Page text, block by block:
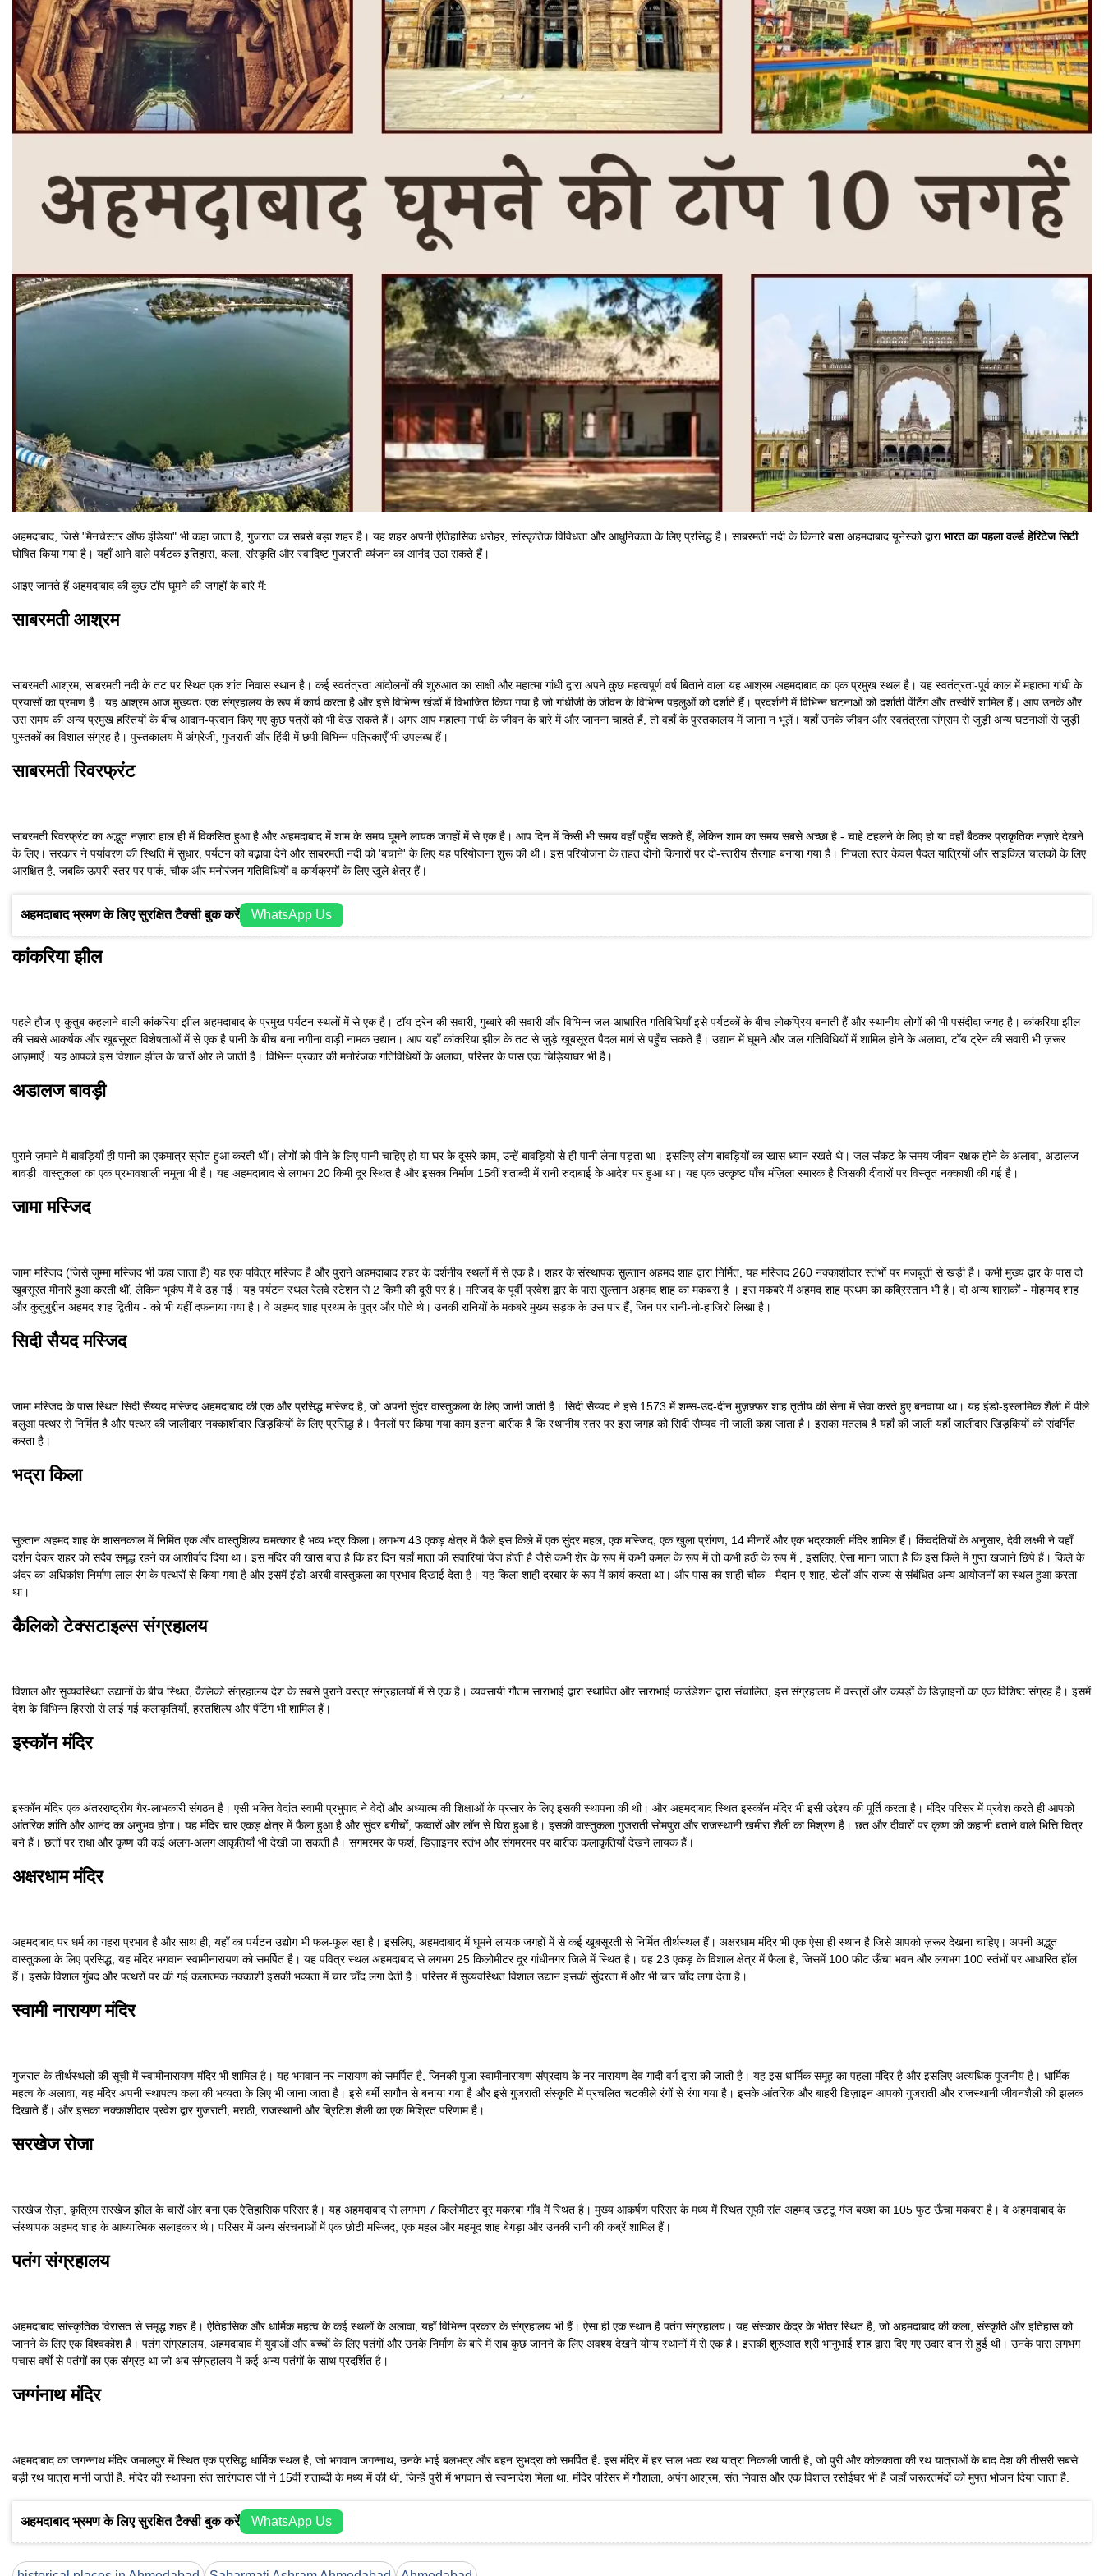
अहमदाबाद, जिसे "मैनचेस्टर ऑफ इंडिया" भी कहा जाता है, गुजरात का सबसे बड़ा शहर है। यह शहर अपनी ऐतिहासिक धरोहर, सांस्कृतिक विविधता और आधुनिकता के लिए प्रसिद्ध है। साबरमती नदी के किनारे बसा अहमदाबाद यूनेस्को द्वाराभारत का पहला वर्ल्ड हेरिटेज सिटी
घोषित किया गया है। यहाँ आने वाले पर्यटक इतिहास, कला, संस्कृति और स्वादिष्ट गुजराती व्यंजन का आनंद उठा सकते हैं।
आइए जानते हैं अहमदाबाद की कुछ टॉप घूमने की जगहों के बारे में:
साबरमती आश्रम
साबरमती आश्रम, साबरमती नदी के तट पर स्थित एक शांत निवास स्थान है। कई स्वतंत्रता आंदोलनों की शुरुआत का साक्षी और महात्मा गांधी द्वारा अपने कुछ महत्वपूर्ण वर्ष बिताने वाला यह आश्रम अहमदाबाद का एक प्रमुख स्थल है। यह स्वतंत्रता-पूर्व काल में महात्मा गांधी के
प्रयासों का प्रमाण है। यह आश्रम आज मुख्यतः एक संग्रहालय के रूप में कार्य करता है और इसे विभिन्न खंडों में विभाजित किया गया है जो गांधीजी के जीवन के विभिन्न पहलुओं को दर्शाते हैं। प्रदर्शनी में विभिन्न घटनाओं को दर्शाती पेंटिंग और तस्वीरें शामिल हैं। आप उनके और
उस समय की अन्य प्रमुख हस्तियों के बीच आदान-प्रदान किए गए कुछ पत्रों को भी देख सकते हैं। अगर आप महात्मा गांधी के जीवन के बारे में और जानना चाहते हैं, तो वहाँ के पुस्तकालय में जाना न भूलें। यहाँ उनके जीवन और स्वतंत्रता संग्राम से जुड़ी अन्य घटनाओं से जुड़ी
पुस्तकों का विशाल संग्रह है। पुस्तकालय में अंग्रेजी, गुजराती और हिंदी में छपी विभिन्न पत्रिकाएँ भी उपलब्ध हैं।
साबरमती रिवरफ्रंट
साबरमती रिवरफ्रंट का अद्भुत नज़ारा हाल ही में विकसित हुआ है और अहमदाबाद में शाम के समय घूमने लायक जगहों में से एक है। आप दिन में किसी भी समय वहाँ पहुँच सकते हैं, लेकिन शाम का समय सबसे अच्छा है - चाहे टहलने के लिए हो या वहाँ बैठकर प्राकृतिक नज़ारे देखने
के लिए। सरकार ने पर्यावरण की स्थिति में सुधार, पर्यटन को बढ़ावा देने और साबरमती नदी को 'बचाने' के लिए यह परियोजना शुरू की थी। इस परियोजना के तहत दोनों किनारों पर दो-स्तरीय सैरगाह बनाया गया है। निचला स्तर केवल पैदल यात्रियों और साइकिल चालकों के लिए
आरक्षित है, जबकि ऊपरी स्तर पर पार्क, चौक और मनोरंजन गतिविधियों व कार्यक्रमों के लिए खुले क्षेत्र हैं।
अहमदाबाद भ्रमण के लिए सुरक्षित टैक्सी बुक करें WhatsApp Us
कांकरिया झील
पहले हौज-ए-कुतुब कहलाने वाली कांकरिया झील अहमदाबाद के प्रमुख पर्यटन स्थलों में से एक है। टॉय ट्रेन की सवारी, गुब्बारे की सवारी और विभिन्न जल-आधारित गतिविधियाँ इसे पर्यटकों के बीच लोकप्रिय बनाती हैं और स्थानीय लोगों की भी पसंदीदा जगह है। कांकरिया झील
की सबसे आकर्षक और खूबसूरत विशेषताओं में से एक है पानी के बीच बना नगीना वाड़ी नामक उद्यान। आप यहाँ कांकरिया झील के तट से जुड़े खूबसूरत पैदल मार्ग से पहुँच सकते हैं। उद्यान में घूमने और जल गतिविधियों में शामिल होने के अलावा, टॉय ट्रेन की सवारी भी ज़रूर
आज़माएँ। यह आपको इस विशाल झील के चारों ओर ले जाती है। विभिन्न प्रकार की मनोरंजक गतिविधियों के अलावा, परिसर के पास एक चिड़ियाघर भी है।
अडालज बावड़ी
पुराने ज़माने में बावड़ियाँ ही पानी का एकमात्र स्रोत हुआ करती थीं। लोगों को पीने के लिए पानी चाहिए हो या घर के दूसरे काम, उन्हें बावड़ियों से ही पानी लेना पड़ता था। इसलिए लोग बावड़ियों का खास ध्यान रखते थे। जल संकट के समय जीवन रक्षक होने के अलावा, अडालज
बावड़ी वास्तुकला का एक प्रभावशाली नमूना भी है। यह अहमदाबाद से लगभग 20 किमी दूर स्थित है और इसका निर्माण 15वीं शताब्दी में रानी रुदाबाई के आदेश पर हुआ था। यह एक उत्कृष्ट पाँच मंज़िला स्मारक है जिसकी दीवारों पर विस्तृत नक्काशी की गई है।
जामा मस्जिद
जामा मस्जिद (जिसे जुम्मा मस्जिद भी कहा जाता है) यह एक पवित्र मस्जिद है और पुराने अहमदाबाद शहर के दर्शनीय स्थलों में से एक है। शहर के संस्थापक सुल्तान अहमद शाह द्वारा निर्मित, यह मस्जिद 260 नक्काशीदार स्तंभों पर मज़बूती से खड़ी है। कभी मुख्य द्वार के पास दो
खूबसूरत मीनारें हुआ करती थीं, लेकिन भूकंप में वे ढह गईं। यह पर्यटन स्थल रेलवे स्टेशन से 2 किमी की दूरी पर है। मस्जिद के पूर्वी प्रवेश द्वार के पास सुल्तान अहमद शाह का मकबरा है । इस मकबरे में अहमद शाह प्रथम का कब्रिस्तान भी है। दो अन्य शासकों - मोहम्मद शाह
और कुतुबुद्दीन अहमद शाह द्वितीय - को भी यहीं दफनाया गया है। वे अहमद शाह प्रथम के पुत्र और पोते थे। उनकी रानियों के मकबरे मुख्य सड़क के उस पार हैं, जिन पर रानी-नो-हाजिरो लिखा है।
सिदी सैयद मस्जिद
जामा मस्जिद के पास स्थित सिदी सैय्यद मस्जिद अहमदाबाद की एक और प्रसिद्ध मस्जिद है, जो अपनी सुंदर वास्तुकला के लिए जानी जाती है। सिदी सैय्यद ने इसे 1573 में शम्स-उद-दीन मुज़फ़्फ़र शाह तृतीय की सेना में सेवा करते हुए बनवाया था। यह इंडो-इस्लामिक शैली में पीले
बलुआ पत्थर से निर्मित है और पत्थर की जालीदार नक्काशीदार खिड़कियों के लिए प्रसिद्ध है। पैनलों पर किया गया काम इतना बारीक है कि स्थानीय स्तर पर इस जगह को सिदी सैय्यद नी जाली कहा जाता है। इसका मतलब है यहाँ की जाली यहाँ जालीदार खिड़कियों को संदर्भित
करता है।
भद्रा किला
सुल्तान अहमद शाह के शासनकाल में निर्मित एक और वास्तुशिल्प चमत्कार है भव्य भद्र किला। लगभग 43 एकड़ क्षेत्र में फैले इस किले में एक सुंदर महल, एक मस्जिद, एक खुला प्रांगण, 14 मीनारें और एक भद्रकाली मंदिर शामिल हैं। किंवदंतियों के अनुसार, देवी लक्ष्मी ने यहाँ
दर्शन देकर शहर को सदैव समृद्ध रहने का आशीर्वाद दिया था। इस मंदिर की खास बात है कि हर दिन यहाँ माता की सवारियां चेंज होती है जैसे कभी शेर के रूप में कभी कमल के रूप में तो कभी हठी के रूप में , इसलिए, ऐसा माना जाता है कि इस किले में गुप्त खजाने छिपे हैं। किले के
अंदर का अधिकांश निर्माण लाल रंग के पत्थरों से किया गया है और इसमें इंडो-अरबी वास्तुकला का प्रभाव दिखाई देता है। यह किला शाही दरबार के रूप में कार्य करता था। और पास का शाही चौक - मैदान-ए-शाह, खेलों और राज्य से संबंधित अन्य आयोजनों का स्थल हुआ करता
था।
कैलिको टेक्सटाइल्स संग्रहालय
विशाल और सुव्यवस्थित उद्यानों के बीच स्थित, कैलिको संग्रहालय देश के सबसे पुराने वस्त्र संग्रहालयों में से एक है। व्यवसायी गौतम साराभाई द्वारा स्थापित और साराभाई फाउंडेशन द्वारा संचालित, इस संग्रहालय में वस्त्रों और कपड़ों के डिज़ाइनों का एक विशिष्ट संग्रह है। इसमें
देश के विभिन्न हिस्सों से लाई गई कलाकृतियाँ, हस्तशिल्प और पेंटिंग भी शामिल हैं।
इस्कॉन मंदिर
इस्कॉन मंदिर एक अंतरराष्ट्रीय गैर-लाभकारी संगठन है। एसी भक्ति वेदांत स्वामी प्रभुपाद ने वेदों और अध्यात्म की शिक्षाओं के प्रसार के लिए इसकी स्थापना की थी। और अहमदाबाद स्थित इस्कॉन मंदिर भी इसी उद्देश्य की पूर्ति करता है। मंदिर परिसर में प्रवेश करते ही आपको
आंतरिक शांति और आनंद का अनुभव होगा। यह मंदिर चार एकड़ क्षेत्र में फैला हुआ है और सुंदर बगीचों, फव्वारों और लॉन से घिरा हुआ है। इसकी वास्तुकला गुजराती सोमपुरा और राजस्थानी खमीरा शैली का मिश्रण है। छत और दीवारों पर कृष्ण की कहानी बताने वाले भित्ति चित्र
बने हैं। छतों पर राधा और कृष्ण की कई अलग-अलग आकृतियाँ भी देखी जा सकती हैं। संगमरमर के फर्श, डिज़ाइनर स्तंभ और संगमरमर पर बारीक कलाकृतियाँ देखने लायक हैं।
अक्षरधाम मंदिर
अहमदाबाद पर धर्म का गहरा प्रभाव है और साथ ही, यहाँ का पर्यटन उद्योग भी फल-फूल रहा है। इसलिए, अहमदाबाद में घूमने लायक जगहों में से कई खूबसूरती से निर्मित तीर्थस्थल हैं। अक्षरधाम मंदिर भी एक ऐसा ही स्थान है जिसे आपको ज़रूर देखना चाहिए। अपनी अद्भुत
वास्तुकला के लिए प्रसिद्ध, यह मंदिर भगवान स्वामीनारायण को समर्पित है। यह पवित्र स्थल अहमदाबाद से लगभग 25 किलोमीटर दूर गांधीनगर जिले में स्थित है। यह 23 एकड़ के विशाल क्षेत्र में फैला है, जिसमें 100 फीट ऊँचा भवन और लगभग 100 स्तंभों पर आधारित हॉल
हैं। इसके विशाल गुंबद और पत्थरों पर की गई कलात्मक नक्काशी इसकी भव्यता में चार चाँद लगा देती है। परिसर में सुव्यवस्थित विशाल उद्यान इसकी सुंदरता में और भी चार चाँद लगा देता है।
स्वामी नारायण मंदिर
गुजरात के तीर्थस्थलों की सूची में स्वामीनारायण मंदिर भी शामिल है। यह भगवान नर नारायण को समर्पित है, जिनकी पूजा स्वामीनारायण संप्रदाय के नर नारायण देव गादी वर्ग द्वारा की जाती है। यह इस धार्मिक समूह का पहला मंदिर है और इसलिए अत्यधिक पूजनीय है। धार्मिक
महत्व के अलावा, यह मंदिर अपनी स्थापत्य कला की भव्यता के लिए भी जाना जाता है। इसे बर्मी सागौन से बनाया गया है और इसे गुजराती संस्कृति में प्रचलित चटकीले रंगों से रंगा गया है। इसके आंतरिक और बाहरी डिज़ाइन आपको गुजराती और राजस्थानी जीवनशैली की झलक
दिखाते हैं। और इसका नक्काशीदार प्रवेश द्वार गुजराती, मराठी, राजस्थानी और ब्रिटिश शैली का एक मिश्रित परिणाम है।
सरखेज रोजा
सरखेज रोज़ा, कृत्रिम सरखेज झील के चारों ओर बना एक ऐतिहासिक परिसर है। यह अहमदाबाद से लगभग 7 किलोमीटर दूर मकरबा गाँव में स्थित है। मुख्य आकर्षण परिसर के मध्य में स्थित सूफी संत अहमद खट्टू गंज बख्श का 105 फुट ऊँचा मकबरा है। वे अहमदाबाद के
संस्थापक अहमद शाह के आध्यात्मिक सलाहकार थे। परिसर में अन्य संरचनाओं में एक छोटी मस्जिद, एक महल और महमूद शाह बेगड़ा और उनकी रानी की कब्रें शामिल हैं।
पतंग संग्रहालय
अहमदाबाद सांस्कृतिक विरासत से समृद्ध शहर है। ऐतिहासिक और धार्मिक महत्व के कई स्थलों के अलावा, यहाँ विभिन्न प्रकार के संग्रहालय भी हैं। ऐसा ही एक स्थान है पतंग संग्रहालय। यह संस्कार केंद्र के भीतर स्थित है, जो अहमदाबाद की कला, संस्कृति और इतिहास को
जानने के लिए एक विश्वकोश है। पतंग संग्रहालय, अहमदाबाद में युवाओं और बच्चों के लिए पतंगों और उनके निर्माण के बारे में सब कुछ जानने के लिए अवश्य देखने योग्य स्थानों में से एक है। इसकी शुरुआत श्री भानुभाई शाह द्वारा दिए गए उदार दान से हुई थी। उनके पास लगभग
पचास वर्षों से पतंगों का एक संग्रह था जो अब संग्रहालय में कई अन्य पतंगों के साथ प्रदर्शित है।
जग्गंनाथ मंदिर
अहमदाबाद का जगन्नाथ मंदिर जमालपुर में स्थित एक प्रसिद्ध धार्मिक स्थल है, जो भगवान जगन्नाथ, उनके भाई बलभद्र और बहन सुभद्रा को समर्पित है. इस मंदिर में हर साल भव्य रथ यात्रा निकाली जाती है, जो पुरी और कोलकाता की रथ यात्राओं के बाद देश की तीसरी सबसे
बड़ी रथ यात्रा मानी जाती है. मंदिर की स्थापना संत सारंगदास जी ने 15वीं शताब्दी के मध्य में की थी, जिन्हें पुरी में भगवान से स्वप्नादेश मिला था. मंदिर परिसर में गौशाला, अपंग आश्रम, संत निवास और एक विशाल रसोईघर भी है जहाँ ज़रूरतमंदों को मुफ्त भोजन दिया जाता है.
अहमदाबाद भ्रमण के लिए सुरक्षित टैक्सी बुक करें WhatsApp Us